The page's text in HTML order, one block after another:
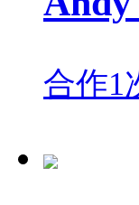
合作1